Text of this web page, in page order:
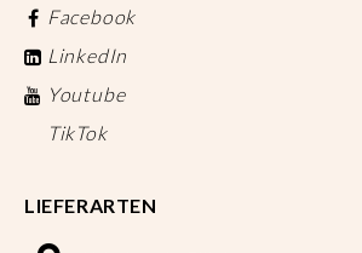
Facebook
LinkedIn
Youtube
TikTok
LIEFERARTEN